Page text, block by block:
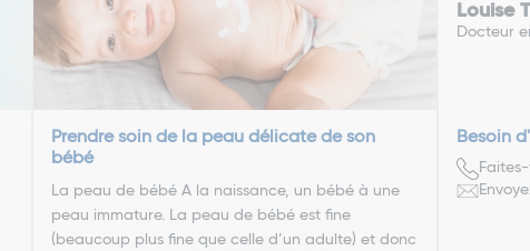
Prendre soin de la peau délicate de son
bébé
La peau de bébé A la naissance, un bébé à une
peau immature. La peau de bébé est fine
(beaucoup plus fine que celle d’un adulte) et donc
Louise
Docteur
Besoin